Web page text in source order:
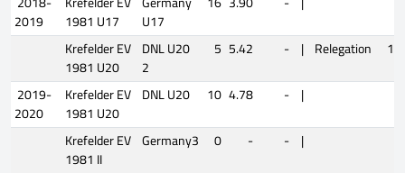
2019
1981 U17
U17
Krefelder EV
1981 U20
DNL U20
2
5 5.42 - | Relegation 1
2019-
2020
Krefelder EV
1981 U20
DNL U20 10 4.78 - |
Krefelder EV
1981 II
Germany3 0 - - |